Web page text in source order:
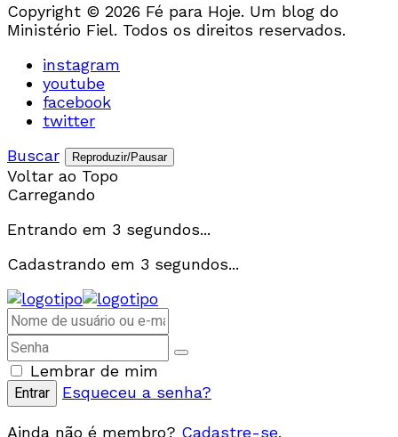
Copyright © 2026 Fé para Hoje. Um blog do
Ministério Fiel. Todos os direitos reservados.
instagram
youtube
facebook
twitter
Buscar
Reproduzir/Pausar
Voltar ao Topo
Carregando
Entrando em 3 segundos...
Cadastrando em 3 segundos...
Lembrar de mim
Esqueceu a senha?
Ainda não é membro? Cadastre-se.